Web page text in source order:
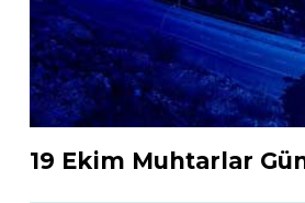
19 Ekim Muhtarlar